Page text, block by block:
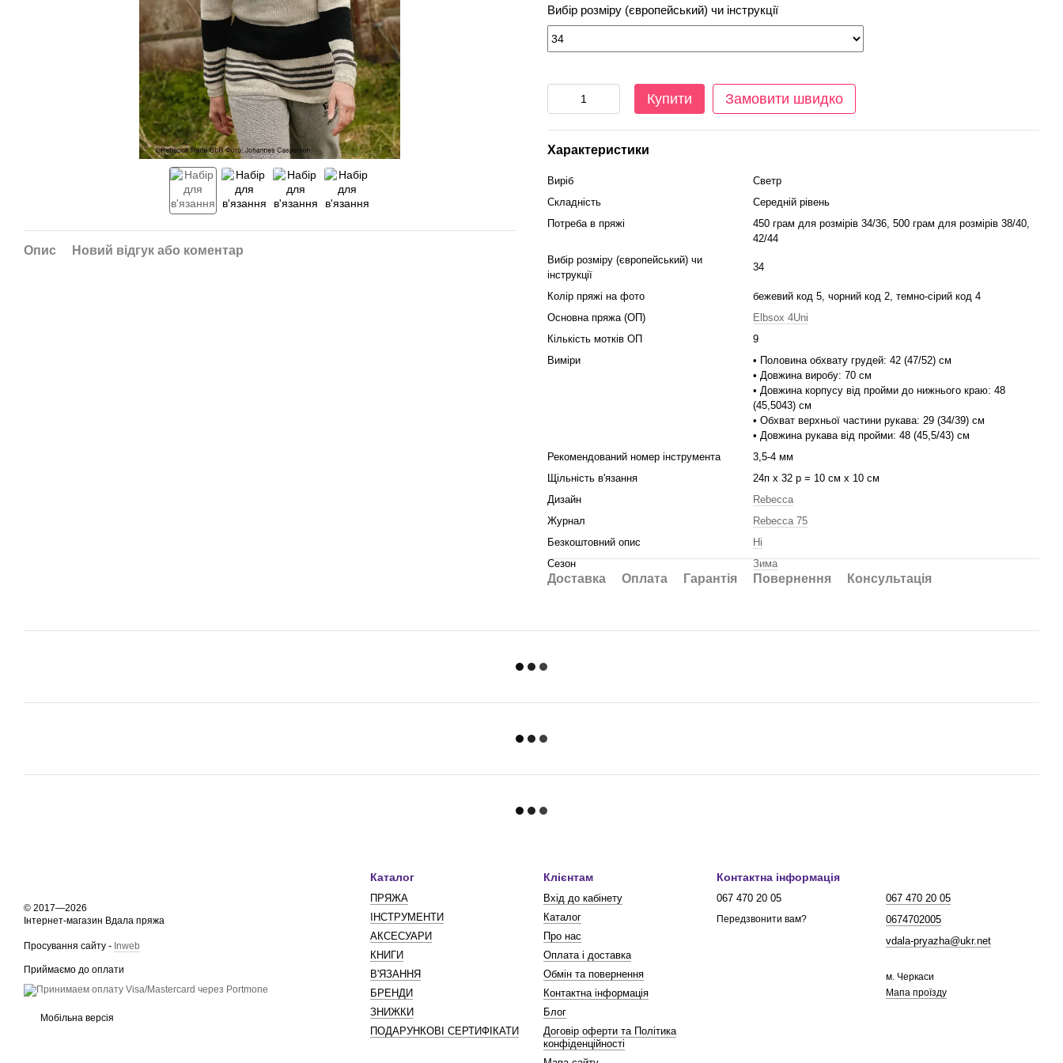
Опис Новий відгук або коментар
Вибір розміру (європейський) чи інструкції
Купити Замовити швидко
Характеристики
Виріб
Светр
Складність
Середній рівень
Потреба в пряжі
450 грам для розмірів 34/36, 500 грам для розмірів 38/40,
42/44
Вибір розміру (європейський) чи
інструкції
34
Колір пряжі на фото
бежевий код 5, чорний код 2, темно-сірий код 4
Основна пряжа (ОП)
Elbsox 4Uni
Кількість мотків ОП
9
Виміри
• Половина обхвату грудей: 42 (47/52) см
• Довжина виробу: 70 см
• Довжина корпусу від пройми до нижнього краю: 48
(45,5043) см
• Обхват верхньої частини рукава: 29 (34/39) см
• Довжина рукава від пройми: 48 (45,5/43) см
Рекомендований номер інструмента
3,5-4 мм
Щільність в'язання
24п х 32 р = 10 см х 10 см
Дизайн
Rebecca
Журнал
Rebecca 75
Безкоштовний опис
Ні
Сезон
Зима
Доставка Оплата Гарантія Повернення Консультація
© 2017—2026
Інтернет-магазин Вдала пряжа
Просування сайту - Inweb
Приймаємо до оплати
Мобільна версія
Каталог
ПРЯЖА
ІНСТРУМЕНТИ
АКСЕСУАРИ
КНИГИ
В'ЯЗАННЯ
БРЕНДИ
ЗНИЖКИ
ПОДАРУНКОВІ СЕРТИФІКАТИ
Клієнтам
Вхід до кабінету
Каталог
Про нас
Оплата і доставка
Обмін та повернення
Контактна інформація
Блог
Договір оферти та Політика
конфіденційності
Контактна інформація
067 470 20 05
Передзвонити вам?
067 470 20 05
0674702005
vdala-pryazha@ukr.net
м. Черкаси
Мапа проїзду